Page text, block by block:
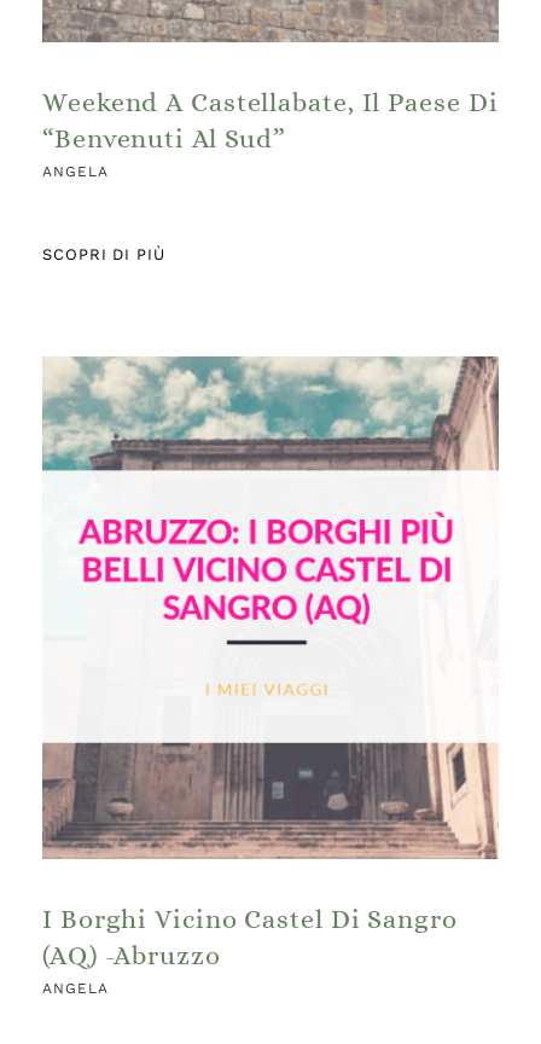
Weekend A Castellabate, Il Paese Di
“Benvenuti Al Sud”
ANGELA
SCOPRI DI PIÙ
I Borghi Vicino Castel Di Sangro
(AQ) -Abruzzo
ANGELA